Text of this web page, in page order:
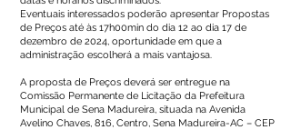
Eventuais interessados poderão apresentar Propostas
de Preços até às 17h00min do dia 12 ao dia 17 de
dezembro de 2024, oportunidade em que a
administração escolherá a mais vantajosa.
A proposta de Preços deverá ser entregue na
Comissão Permanente de Licitação da Prefeitura
Municipal de Sena Madureira, situada na Avenida
Avelino Chaves, 816, Centro, Sena Madureira-AC – CEP